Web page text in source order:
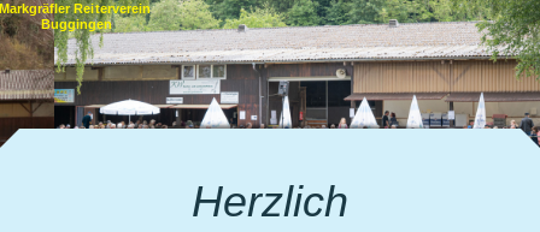
Markgräfler Reiterverein
Buggingen
Herzlich